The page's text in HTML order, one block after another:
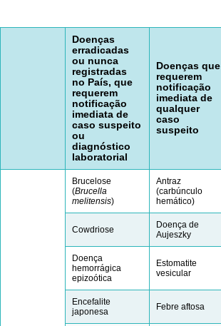
Doenças
erradicadas
ou nunca
registradas
no País, que
requerem
notificação
imediata de
caso suspeito
ou
diagnóstico
laboratorial
Doenças que
requerem
notificação
imediata de
qualquer
caso
suspeito
Brucelose
(Brucella
melitensis)
Antraz
(carbúnculo
hemático)
Cowdriose
Doença de
Aujeszky
Doença
hemorrágica
epizoótica
Estomatite
vesicular
Encefalite
japonesa
Febre aftosa